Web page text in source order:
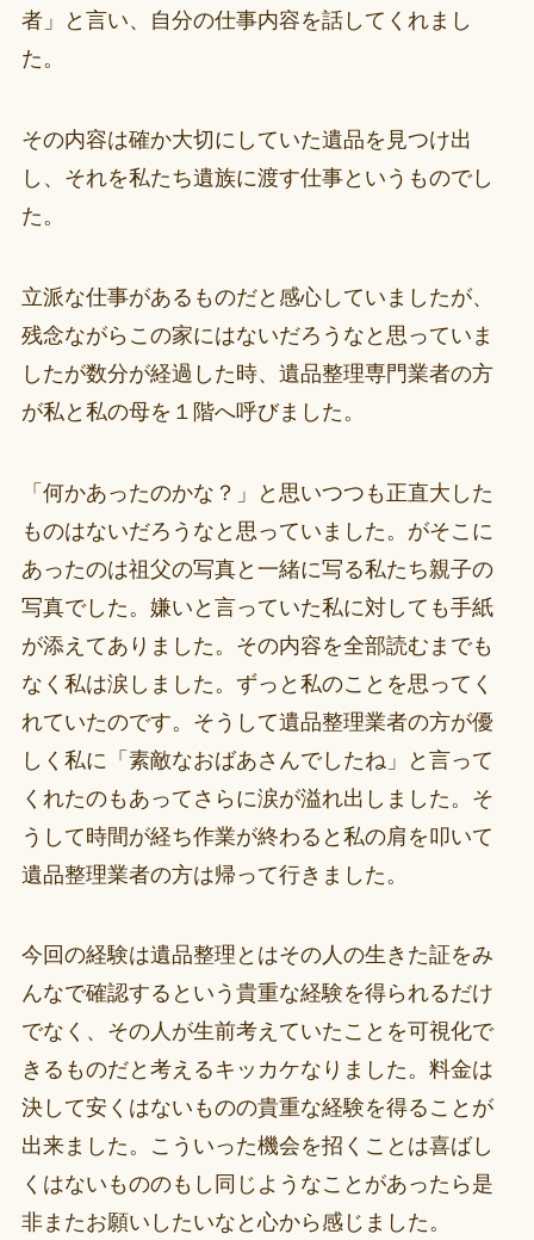
者」と言い、自分の仕事内容を話してくれまし
た。
その内容は確か大切にしていた遺品を見つけ出
し、それを私たち遺族に渡す仕事というものでし
た。
立派な仕事があるものだと感心していましたが、
残念ながらこの家にはないだろうなと思っていま
したが数分が経過した時、遺品整理専門業者の方
が私と私の母を１階へ呼びました。
「何かあったのかな？」と思いつつも正直大した
ものはないだろうなと思っていました。がそこに
あったのは祖父の写真と一緒に写る私たち親子の
写真でした。嫌いと言っていた私に対しても手紙
が添えてありました。その内容を全部読むまでも
なく私は涙しました。ずっと私のことを思ってく
れていたのです。そうして遺品整理業者の方が優
しく私に「素敵なおばあさんでしたね」と言って
くれたのもあってさらに涙が溢れ出しました。そ
うして時間が経ち作業が終わると私の肩を叩いて
遺品整理業者の方は帰って行きました。
今回の経験は遺品整理とはその人の生きた証をみ
んなで確認するという貴重な経験を得られるだけ
でなく、その人が生前考えていたことを可視化で
きるものだと考えるキッカケなりました。料金は
決して安くはないものの貴重な経験を得ることが
出来ました。こういった機会を招くことは喜ばし
くはないもののもし同じようなことがあったら是
非またお願いしたいなと心から感じました。